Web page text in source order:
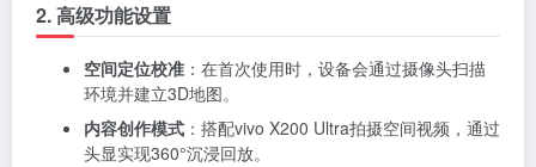
2. 高级功能设置
空间定位校准 ：在首次使用时，设备会通过摄像头扫描
环境并建立3D地图。
内容创作模式 ：搭配vivo X200 Ultra拍摄空间视频，通过
头显实现360°沉浸回放。